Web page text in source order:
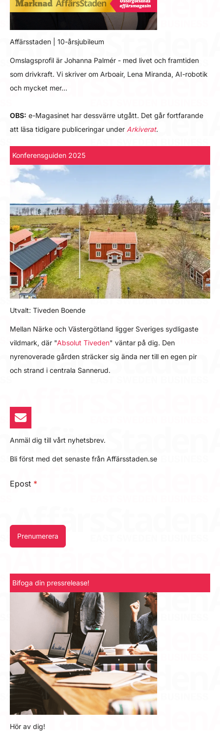
Affärsstaden | 10-årsjubileum
Omslagsprofil är Johanna Palmér - med livet och framtiden
som drivkraft. Vi skriver om Arboair, Lena Miranda, AI-robotik
och mycket mer…
OBS: e-Magasinet har dessvärre utgått. Det går fortfarande
att läsa tidigare publiceringar under Arkiverat.
Konferensguiden 2025
Utvalt: Tiveden Boende
Mellan Närke och Västergötland ligger Sveriges sydligaste
vildmark, där "Absolut Tiveden" väntar på dig. Den
nyrenoverade gården sträcker sig ända ner till en egen pir
och strand i centrala Sannerud.
Anmäl dig till vårt nyhetsbrev.
Bli först med det senaste från Affärsstaden.se
Epost *
Prenumerera
Bifoga din pressrelease!
Hör av dig!